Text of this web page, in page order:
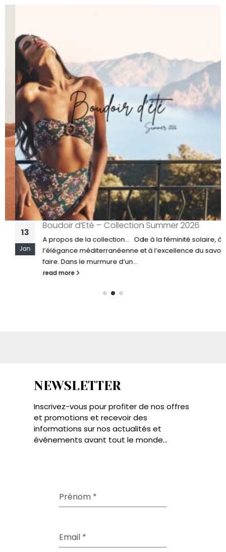
Jan
Boudoir d’Eté – Collection Summer 2026
A propos de la collection... Ode à la féminité solaire, à
l’élégance méditerranéenne et à l’excellence du savoir-
faire. Dans le murmure d’un...
read more
NEWSLETTER
Inscrivez-vous pour profiter de nos offres
et promotions et recevoir des
informations sur nos actualités et
événements avant tout le monde...
Prénom *
Email *